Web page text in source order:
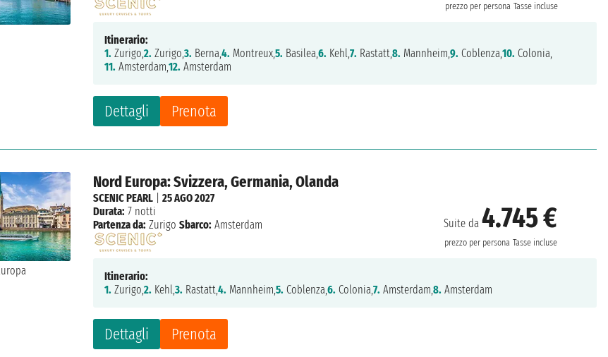
prezzo per persona Tasse incluse
Dettagli Prenota
Itinerario:
1. Zurigo,2. Zurigo,3. Berna,4. Montreux,5. Basilea,6. Kehl,7. Rastatt,8. Mannheim,9. Coblenza,10. Colonia,
11. Amsterdam,12. Amsterdam
Nord Europa: Svizzera, Germania, Olanda
Suite da4.745 €
prezzo per persona Tasse incluse
Dettagli Prenota
SCENIC PEARL |25 AGO 2027
Durata: 7 notti
Partenza da: Zurigo Sbarco: Amsterdam
Itinerario:
1. Zurigo,2. Kehl,3. Rastatt,4. Mannheim,5. Coblenza,6. Colonia,7. Amsterdam,8. Amsterdam